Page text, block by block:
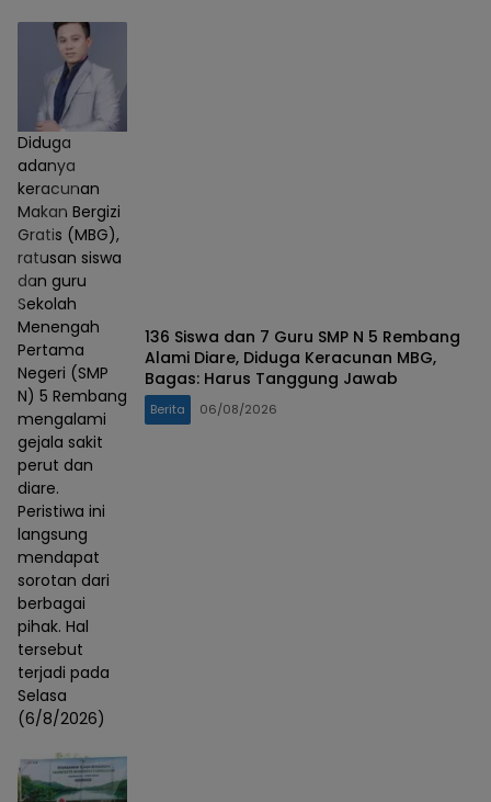
Diduga
adanya
keracunan
Makan Bergizi
Gratis (MBG),
ratusan siswa
dan guru
Sekolah
Menengah
Pertama
Negeri (SMP
N) 5 Rembang
mengalami
gejala sakit
perut dan
diare.
Peristiwa ini
langsung
mendapat
sorotan dari
berbagai
pihak. Hal
tersebut
terjadi pada
Selasa
(6/8/2026)
136 Siswa dan 7 Guru SMP N 5 Rembang
Alami Diare, Diduga Keracunan MBG,
Bagas: Harus Tanggung Jawab
Berita 06/08/2026